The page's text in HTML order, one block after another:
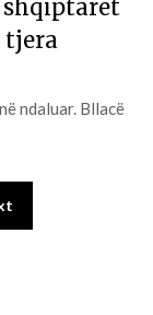
tjera
ndaluar. Bllacë